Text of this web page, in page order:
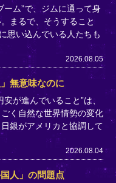
ーム”で、ジムに通って身
まるで、そうすること
思い込んでいる人たちも
2026.08.05
無意味なのに
が進んでいること”は、
く自然な世界情勢の変化
銀がアメリカと協調して
2026.08.04
人」の問題点